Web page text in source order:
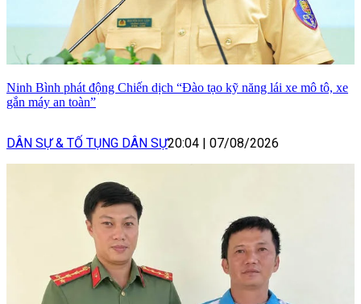
Ninh Bình phát động Chiến dịch “Đào tạo kỹ năng lái xe mô tô, xe
gắn máy an toàn”
DÂN SỰ & TỐ TỤNG DÂN SỰ20:04 07/08/2026